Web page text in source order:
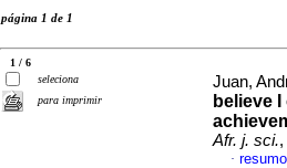
página 1 de 1
1 / 6
seleciona
para imprimir
Juan,
believe
Afr. j. sci.
·